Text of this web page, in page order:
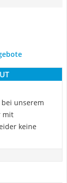
unserem
mit
keine